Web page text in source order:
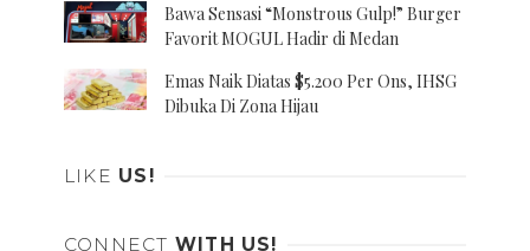
Bawa Sensasi “Monstrous Gulp!” Burger
Favorit MOGUL Hadir di Medan
Emas Naik Diatas $5.200 Per Ons, IHSG
Dibuka Di Zona Hijau
LIKE US!
CONNECT WITH US!